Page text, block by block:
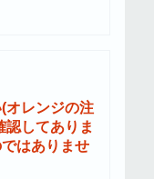
オレンジの注
認してありま
はありませ